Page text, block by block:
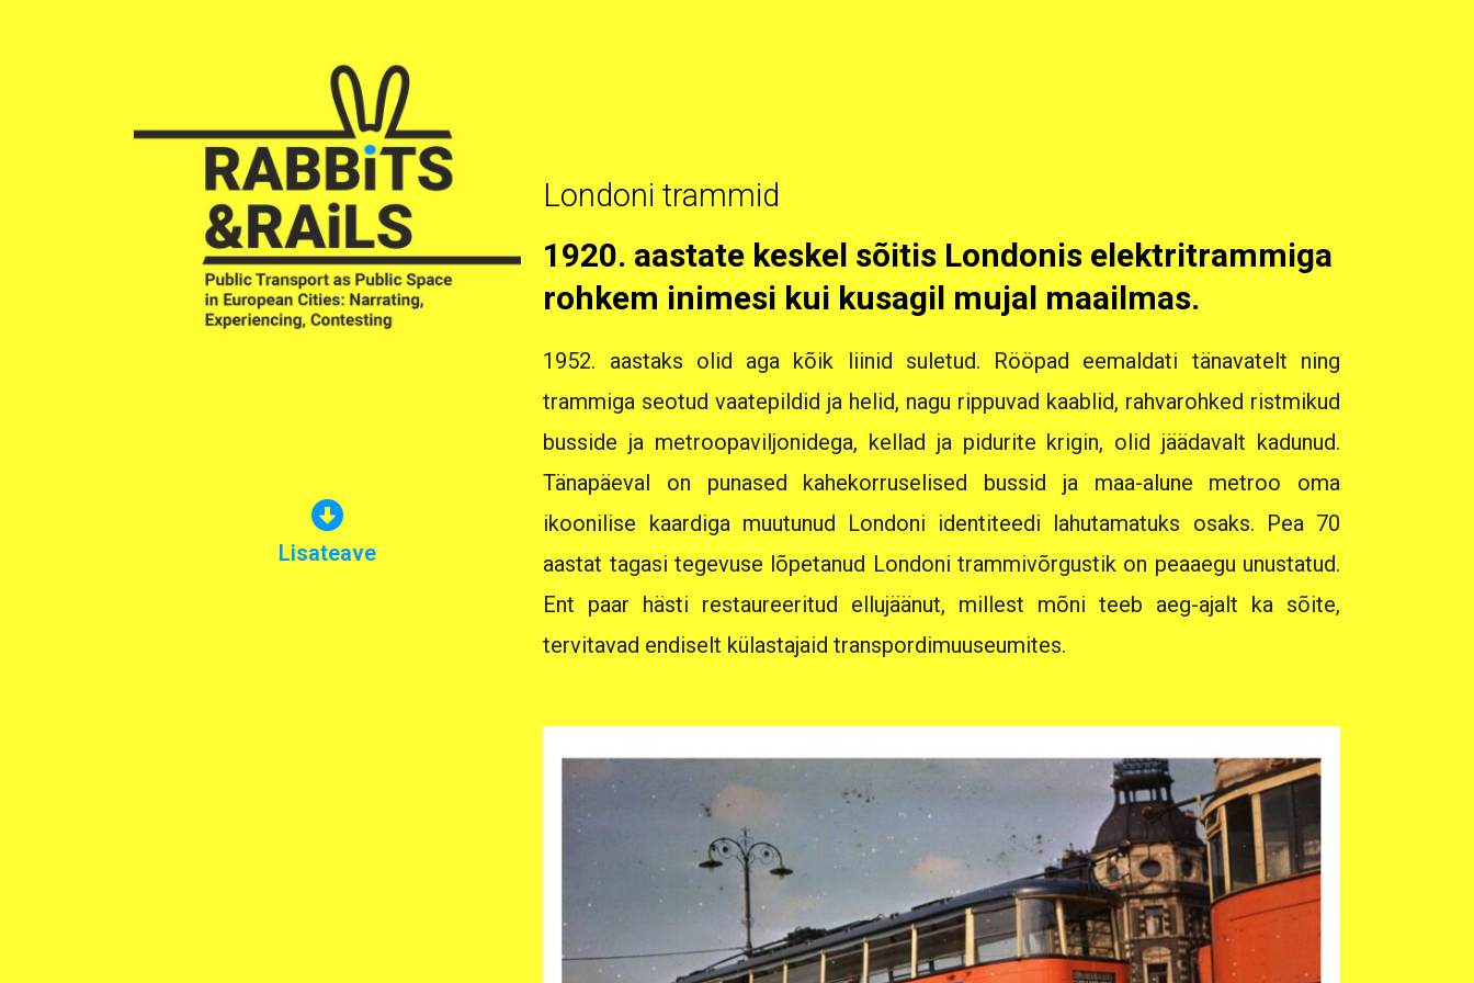
Lisateave
Lühifilm
Dokumentaal Londoni
elektritrammiliinide sulgemisest 1952.
Londoni trammid
1920. aastate keskel sõitis Londonis elektritrammiga
rohkem inimesi kui kusagil mujal maailmas.
1952. aastaks olid aga kõik liinid suletud. Rööpad eemaldati tänavatelt ning
trammiga seotud vaatepildid ja helid, nagu rippuvad kaablid, rahvarohked ristmikud
busside ja metroopaviljonidega, kellad ja pidurite krigin, olid jäädavalt kadunud.
Tänapäeval on punased kahekorruselised bussid ja maa-alune metroo oma
ikoonilise kaardiga muutunud Londoni identiteedi lahutamatuks osaks. Pea 70
aastat tagasi tegevuse lõpetanud Londoni trammivõrgustik on peaaegu unustatud.
Ent paar hästi restaureeritud ellujäänut, millest mõni teeb aeg-ajalt ka sõite,
tervitavad endiselt külastajaid transpordimuuseumites.